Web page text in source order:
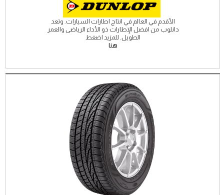
الأقدم في العالم في انتاج اطارات السيارات. وتعد
دانلوب من افضل الإطارات ذو الأداء الرياضى والعمر
الطويل. للمزيد اضغط
هنا